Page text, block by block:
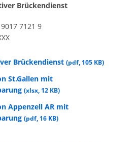
Brückendienst
7121 9
Brückendienst (pdf, 105 KB)
St.Gallen mit
(xlsx, 12 KB)
Appenzell AR mit
(pdf, 16 KB)